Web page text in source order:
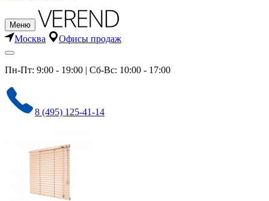
Меню
Москва Офисы продаж
Пн-Пт: 9:00 - 19:00 | Сб-Вс: 10:00 - 17:00
8 (495) 125-41-14